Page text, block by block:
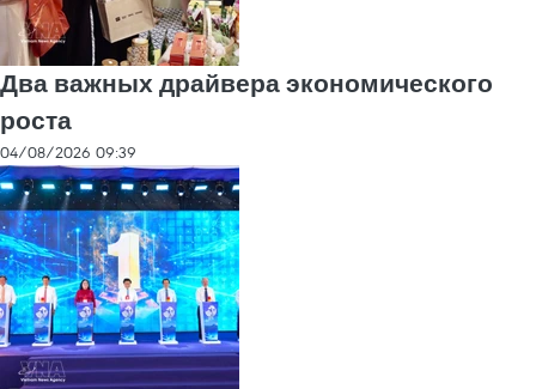
Два важных драйвера экономического
роста
04/08/2026 09:39